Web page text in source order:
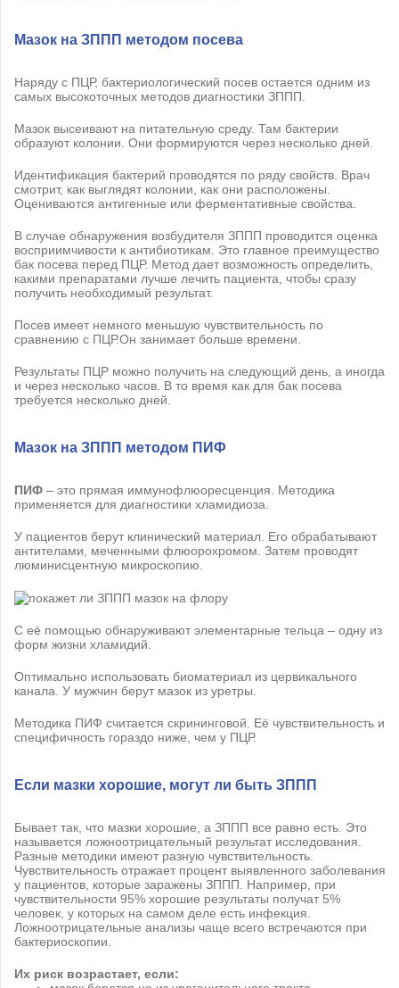
Мазок на ЗППП методом посева
Наряду с ПЦР, бактериологический посев остается одним из
самых высокоточных методов диагностики ЗППП.
Мазок высеивают на питательную среду. Там бактерии
образуют колонии. Они формируются через несколько дней.
Идентификация бактерий проводятся по ряду свойств. Врач
смотрит, как выглядят колонии, как они расположены.
Оцениваются антигенные или ферментативные свойства.
В случае обнаружения возбудителя ЗППП проводится оценка
восприимчивости к антибиотикам. Это главное преимущество
бак посева перед ПЦР. Метод дает возможность определить,
какими препаратами лучше лечить пациента, чтобы сразу
получить необходимый результат.
Посев имеет немного меньшую чувствительность по
сравнению с ПЦР.Он занимает больше времени.
Результаты ПЦР можно получить на следующий день, а иногда
и через несколько часов. В то время как для бак посева
требуется несколько дней.
Мазок на ЗППП методом ПИФ
ПИФ – это прямая иммунофлюоресценция. Методика
применяется для диагностики хламидиоза.
У пациентов берут клинический материал. Его обрабатывают
антителами, меченными флюорохромом. Затем проводят
люминисцентную микроскопию.
С её помощью обнаруживают элементарные тельца – одну из
форм жизни хламидий.
Оптимально использовать биоматериал из цервикального
канала. У мужчин берут мазок из уретры.
Методика ПИФ считается скрининговой. Её чувствительность и
специфичность гораздо ниже, чем у ПЦР.
Если мазки хорошие, могут ли быть ЗППП
Бывает так, что мазки хорошие, а ЗППП все равно есть. Это
называется ложноотрицательный результат исследования.
Разные методики имеют разную чувствительность.
Чувствительность отражает процент выявленного заболевания
у пациентов, которые заражены ЗППП. Например, при
чувствительности 95% хорошие результаты получат 5%
человек, у которых на самом деле есть инфекция.
Ложноотрицательные анализы чаще всего встречаются при
бактериоскопии.
Их риск возрастает, если: